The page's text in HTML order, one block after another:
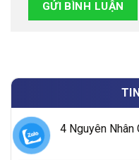
4 Nguyên Nhân